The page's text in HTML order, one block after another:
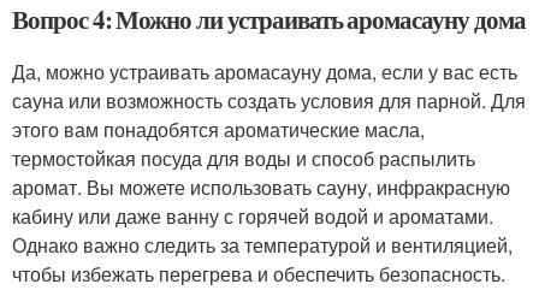
Вопрос 4: Можно ли устраивать аромасауну дома
Да, можно устраивать аромасауну дома, если у вас есть
сауна или возможность создать условия для парной. Для
этого вам понадобятся ароматические масла,
термостойкая посуда для воды и способ распылить
аромат. Вы можете использовать сауну, инфракрасную
кабину или даже ванну с горячей водой и ароматами.
Однако важно следить за температурой и вентиляцией,
чтобы избежать перегрева и обеспечить безопасность.